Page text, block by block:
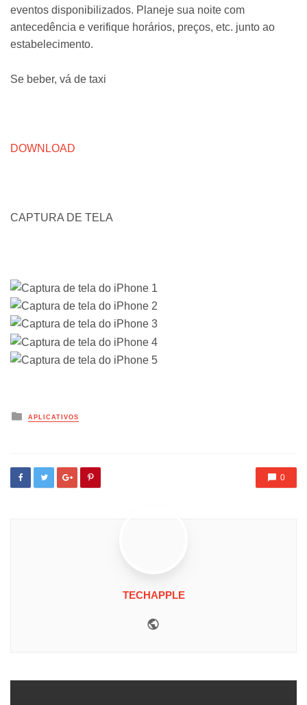
eventos disponibilizados. Planeje sua noite com
antecedência e verifique horários, preços, etc. junto ao
estabelecimento.
Se beber, vá de taxi
DOWNLOAD
CAPTURA DE TELA
Posted
APLICATIVOS
0
TECHAPPLE